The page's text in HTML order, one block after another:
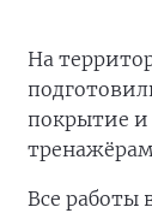
На
покрытие и
Все работы